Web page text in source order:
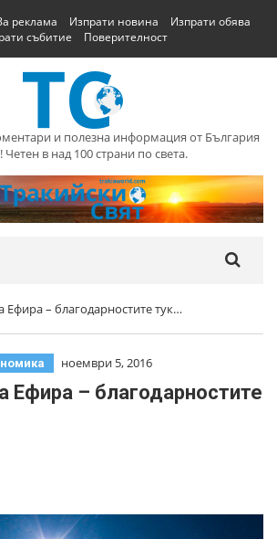
реклама Изпрати новина
Изпрати обява
събитие
Поверителност
и полезна информация от България
Четен в над 100 страни по света.
Ефира – благодарностите тук…
ноември 5, 2016
Ефира – благодарностите